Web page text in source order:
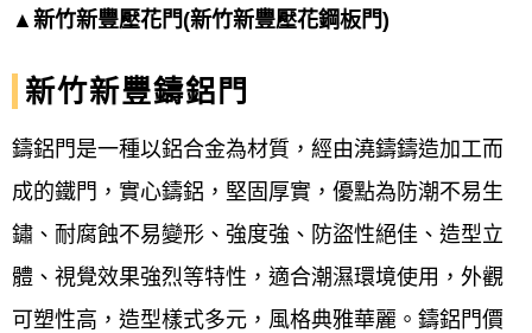
▲ 新竹新豐壓花門(新竹新豐壓花鋼板門)
新竹新豐鑄鋁門
鑄鋁門是一種以鋁合金為材質，經由澆鑄鑄造加工而
成的鐵門，實心鑄鋁，堅固厚實，優點為防潮不易生
鏽、耐腐蝕不易變形、強度強、防盜性絕佳、造型立
體、視覺效果強烈等特性，適合潮濕環境使用，外觀
可塑性高，造型樣式多元，風格典雅華麗。鑄鋁門價